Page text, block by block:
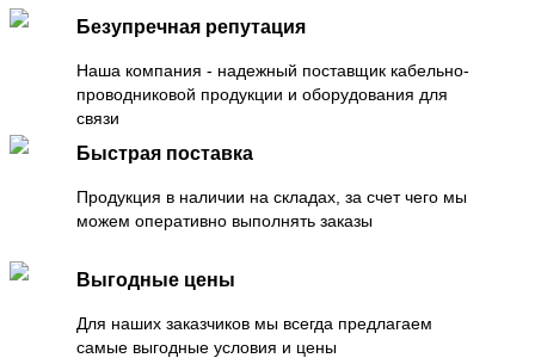
Безупречная репутация
Наша компания - надежный поставщик кабельно-
проводниковой продукции и оборудования для
связи
Быстрая поставка
Продукция в наличии на складах, за счет чего мы
можем оперативно выполнять заказы
Выгодные цены
Для наших заказчиков мы всегда предлагаем
самые выгодные условия и цены